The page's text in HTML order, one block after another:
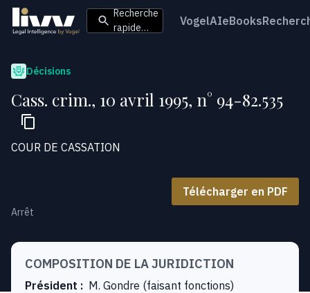
Recherche
rapide…
VogelAIeBooks
Décisions
Cass. crim., 10 avril 1995, n° 94-82.535
COUR DE CASSATION
Télécharger en PDF
Arrêt
COMPOSITION DE LA JURIDICTION
Président : M. Gondre (faisant fonctions)